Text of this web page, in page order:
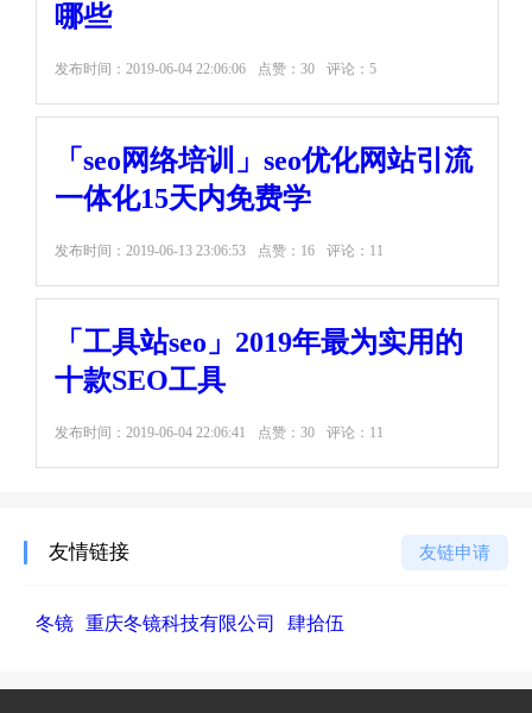
哪些
发布时间： 2019-06-04 22:06:06 点赞：30 评论：5
「seo网络培训」seo优化网站引流
一体化15天内免费学
发布时间： 2019-06-13 23:06:53 点赞：16 评论：11
「工具站seo」2019年最为实用的
十款SEO工具
发布时间： 2019-06-04 22:06:41 点赞：30 评论：11
友情链接 友链申请
冬镜 重庆冬镜科技有限公司 肆拾伍